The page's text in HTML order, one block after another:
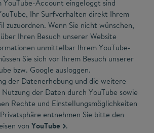
YouTube-Account eingeloggt sind
Ihr Surfverhalten direkt Ihrem
zuzuordnen. Wenn Sie nicht wünschen,
Ihren Besuch unserer Website
unmittelbar Ihrem YouTube-
Sie sich vor Ihrem Besuch unserer
bzw. Google ausloggen.
der Datenerhebung und die weitere
der Daten durch YouTube sowie
Rechte und Einstellungsmöglichkeiten
entnehmen Sie bitte den
von YouTube .